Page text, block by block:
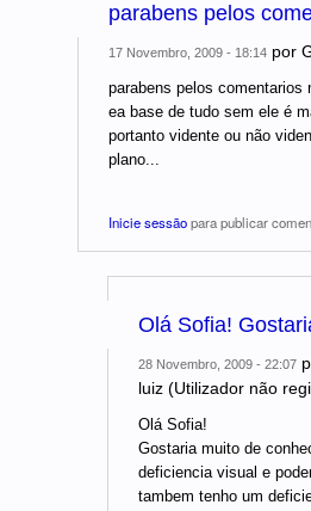
parabens pelos
17 Novembro, 2009 - 18:14 por
parabens pelos comentarios
ea base de tudo sem ele é
portanto vidente ou não
plano...
Inicie sessãopara publicar
Olá Sofia!
28 Novembro, 2009 - 22:07
luiz (Utilizador não
Olá Sofia!
Gostaria muito de
deficiencia visual e
tambem tenho um